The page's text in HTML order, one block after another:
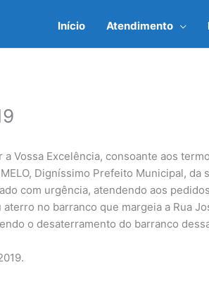
Início Atendimento
Vossa Excelência, consoante aos
Digníssimo Prefeito Municipal, da
com urgência, atendendo aos
no barranco que margeia a Rua
o desaterramento do barranco